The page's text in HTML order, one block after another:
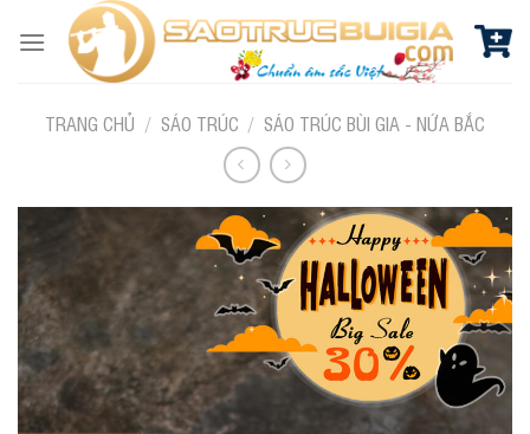
TRANG CHỦ / SÁO TRÚC / SÁO TRÚC BÙI GIA - NỨA BẮC